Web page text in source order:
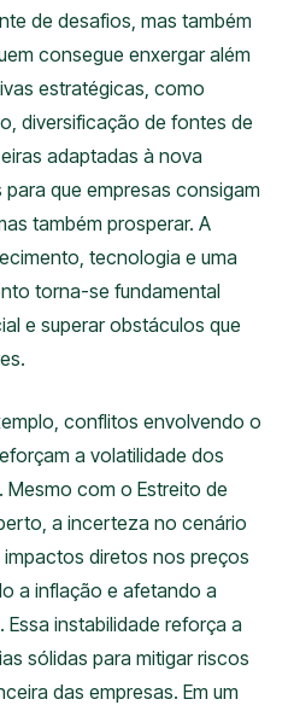
de desafios, mas também
consegue enxergar além
estratégicas, como
diversificação de fontes de
adaptadas à nova
que empresas consigam
também prosperar. A
tecnologia e uma
torna-se fundamental
e superar obstáculos que
conflitos envolvendo o
a volatilidade dos
com o Estreito de
a incerteza no cenário
diretos nos preços
a inflação e afetando a
instabilidade reforça a
sólidas para mitigar riscos
das empresas. Em um